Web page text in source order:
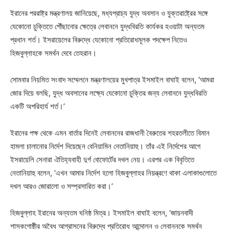
ইরানের পররাষ্ট্র মন্ত্রণালয় জানিয়েছে, মধ্যপ্রাচ্য যুদ্ধ অবসান ও যুক্তরাষ্ট্রের সঙ্গে
যেকোনো চুক্তিতে পৌঁছানোর ক্ষেত্রে লেবাননে যুদ্ধবিরতি কার্যকর হওয়াটা অন্যতম
প্রধান শর্ত। ইসরায়েলের বিরুদ্ধে যেকোনো প্রতিরোধমূলক পদক্ষেপ নিতেও
হিজবুল্লাহকে সমর্থন দেবে তেহরান।
সোমবার নিয়মিত সংবাদ সম্মেলনে মন্ত্রণালয়ের মুখপাত্র ইসমাইল বাঘাই বলেন, ‘আমরা
জোর দিয়ে বলছি, যুদ্ধ অবসানের লক্ষ্যে যেকোনো চুক্তির জন্য লেবাননে যুদ্ধবিরতি
একটি অপরিহার্য শর্ত।’
ইরানের পক্ষ থেকে এমন বার্তার দিনেই লেবাননের রাজধানী বৈরুতের শহরতলীতে বিমান
হামলা চালানোর নির্দেশ দিয়েছেন বেনিয়ামিন নেতানিয়াহু। তাঁর এই নির্দেশের আগে
ইসরায়েলি সেনারা ঐতিহ্যবাহী দুর্গ বোফোর্টের দখল নেয়। এরপর এক বিবৃতিতে
নেতানিয়াহু বলেন, ‘এখন আমার নির্দেশ হলো হিজবুল্লাহর নিয়ন্ত্রণে থাকা এলাকাগুলোতে
দখল আরও জোরালো ও সম্প্রসারিত করা।’
হিজবুল্লাহ ইরানের অন্যতম ঘনিষ্ঠ মিত্র। ইসমাইল বাঘাই বলেন, ‘জায়নবাদী
শাসকগোষ্ঠীর অবৈধ আগ্রাসনের বিরুদ্ধে প্রতিরোধ আন্দোলন ও লেবাননকে সমর্থন